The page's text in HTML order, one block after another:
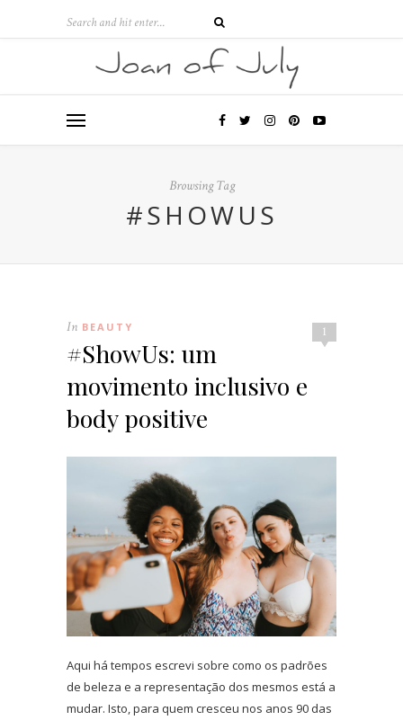
Browsing Tag
#SHOWUS
1
In BEAUTY
#ShowUs: um
movimento inclusivo e
body positive
Aqui há tempos escrevi sobre como os padrões
de beleza e a representação dos mesmos está a
mudar. Isto, para quem cresceu nos anos 90 das